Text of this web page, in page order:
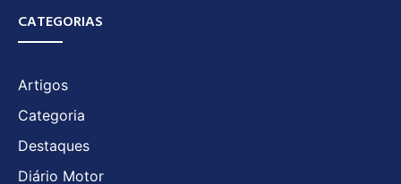
CATEGORIAS
Artigos
Categoria
Destaques
Diário Motor